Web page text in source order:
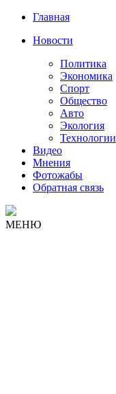
Главная
Новости
Политика
Экономика
Спорт
Общество
Авто
Экология
Технологии
Видео
Мнения
Фотожабы
Обратная связь
МЕНЮ